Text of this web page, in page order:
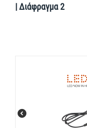
| Διάφραγμα 2